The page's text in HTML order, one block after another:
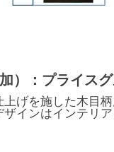
）：プライス
上げを施した木目
インはインテリ